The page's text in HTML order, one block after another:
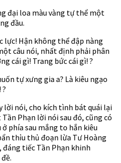
đại loa màu vàng tự thể một
đầu.
lực! Hận không thể đập nàng
câu nói, nhất định phải phân
cái gì! Trang bức cái gì! ?
tự xưng gia a? Là kiêu ngạo
lời nói, cho kích tình bát quái lại
Phạn lời nói sau đó, cũng có
phía sau mắng to hắn kiêu
thỉu thủ đoạn lừa Tư Hoàng
tiếc Tần Phạn khinh